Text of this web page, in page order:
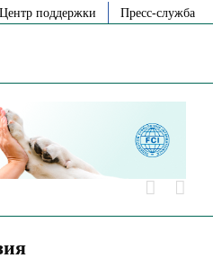
Центр поддержки Пресс-служба